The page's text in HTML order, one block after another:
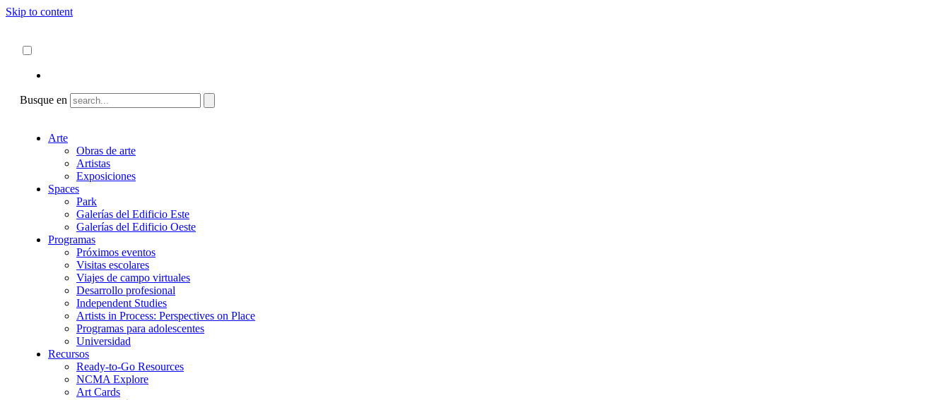
Skip to content
Busque en
Arte
Obras de arte
Artistas
Exposiciones
Spaces
Park
Galerías del Edificio Este
Galerías del Edificio Oeste
Programas
Próximos eventos
Visitas escolares
Viajes de campo virtuales
Desarrollo profesional
Independent Studies
Artists in Process: Perspectives on Place
Programas para adolescentes
Universidad
Recursos
Ready-to-Go Resources
NCMA Explore
Art Cards